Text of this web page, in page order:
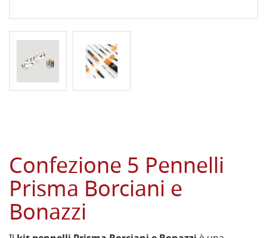
Confezione 5 Pennelli
Prisma Borciani e
Bonazzi